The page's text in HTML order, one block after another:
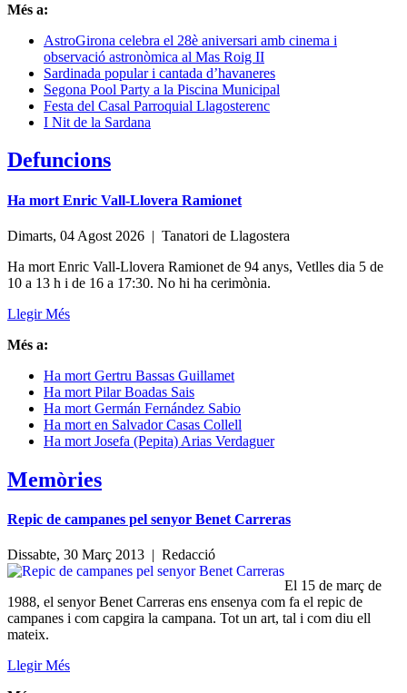
Més a:
AstroGirona celebra el 28è aniversari amb cinema i
observació astronòmica al Mas Roig II
Sardinada popular i cantada d’havaneres
Segona Pool Party a la Piscina Municipal
Festa del Casal Parroquial Llagosterenc
I Nit de la Sardana
Defuncions
Ha mort Enric Vall-Llovera Ramionet
Dimarts, 04 Agost 2026 | Tanatori de Llagostera
Ha mort Enric Vall-Llovera Ramionet de 94 anys, Vetlles dia 5 de
10 a 13 h i de 16 a 17:30. No hi ha cerimònia.
Llegir Més
Més a:
Ha mort Gertru Bassas Guillamet
Ha mort Pilar Boadas Sais
Ha mort Germán Fernández Sabio
Ha mort en Salvador Casas Collell
Ha mort Josefa (Pepita) Arias Verdaguer
Memòries
Repic de campanes pel senyor Benet Carreras
Dissabte, 30 Març 2013 | Redacció
El 15 de març de
1988, el senyor Benet Carreras ens ensenya com fa el repic de
campanes i com capgira la campana. Tot un art, tal i com diu ell
mateix.
Llegir Més